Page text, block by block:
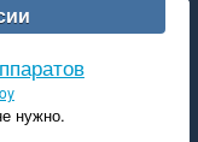
нужно.